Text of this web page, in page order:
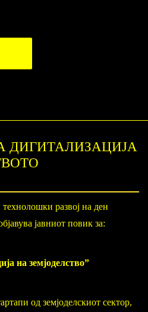
ДИГИТАЛИЗАЦИЈА
развој на ден
јавниот повик за:
на земјоделство”
од земјоделскиот сектор,